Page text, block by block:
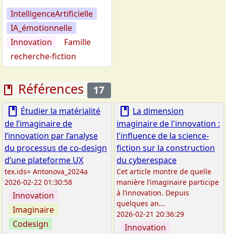
IntelligenceArtificielle
IA_émotionnelle
Innovation
Famille
recherche-fiction
book Références 17
book Étudier la matérialité
de l’imaginaire de
l’innovation par l’analyse
du processus de co-design
d’une plateforme UX
tex.ids= Antonova_2024a
2026-02-22 01:30:58
Innovation
Imaginaire
Codesign
book La dimension
imaginaire de l'innovation :
l'influence de la science-
fiction sur la construction
du cyberespace
Cet article montre de quelle
manière l’imaginaire participe
à l’innovation. Depuis
quelques an...
2026-02-21 20:36:29
Innovation